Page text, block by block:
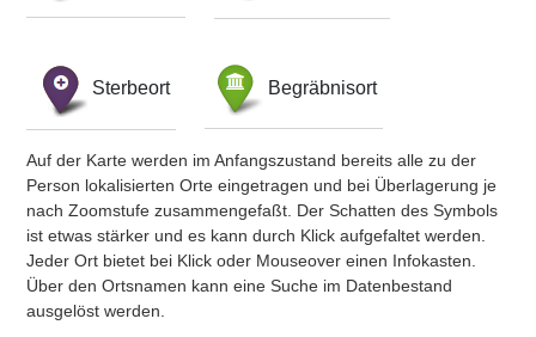
Sterbeort Begräbnisort
Auf der Karte werden im Anfangszustand bereits alle zu der
Person lokalisierten Orte eingetragen und bei Überlagerung je
nach Zoomstufe zusammengefaßt. Der Schatten des Symbols
ist etwas stärker und es kann durch Klick aufgefaltet werden.
Jeder Ort bietet bei Klick oder Mouseover einen Infokasten.
Über den Ortsnamen kann eine Suche im Datenbestand
ausgelöst werden.